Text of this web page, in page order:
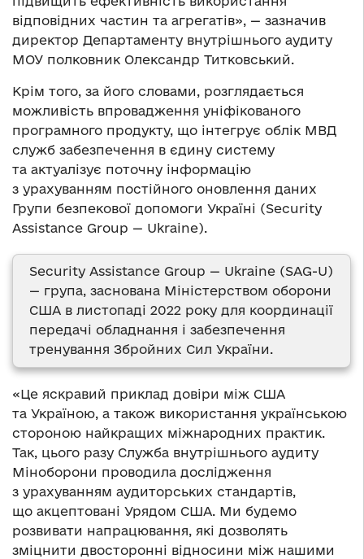
відповідних частин та агрегатів», — зазначив
директор Департаменту внутрішнього аудиту
МОУ полковник Олександр Титковський.
Крім того, за його словами, розглядається
можливість впровадження уніфікованого
програмного продукту, що інтегрує облік МВД
служб забезпечення в єдину систему
та актуалізує поточну інформацію
з урахуванням постійного оновлення даних
Групи безпекової допомоги Україні (Security
Assistance Group — Ukraine).
Security Assistance Group — Ukraine (SAG-U)
— група, заснована Міністерством оборони
США в листопаді 2022 року для координації
передачі обладнання і забезпечення
тренування Збройних Сил України.
«Це яскравий приклад довіри між США
та Україною, а також використання українською
стороною найкращих міжнародних практик.
Так, цього разу Служба внутрішнього аудиту
Міноборони проводила дослідження
з урахуванням аудиторських стандартів,
що акцептовані Урядом США. Ми будемо
розвивати напрацювання, які дозволять
зміцнити двосторонні відносини між нашими